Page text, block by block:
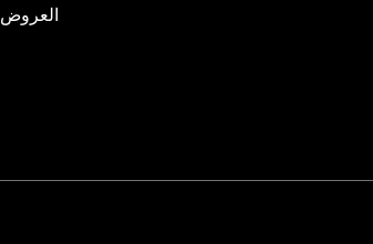
العروض